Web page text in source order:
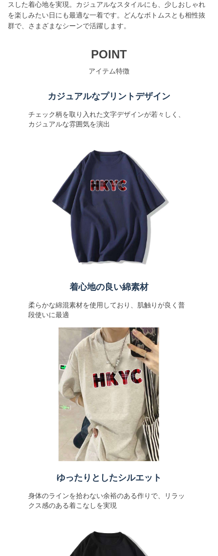
スした着心地を実現。カジュアルなスタイルにも、少しおしゃれ
を楽しみたい日にも最適な一着です。どんなボトムスとも相性抜
群で、さまざまなシーンで活躍します。
POINT
アイテム特徴
カジュアルなプリントデザイン
チェック柄を取り入れた文字デザインが若々しく、
カジュアルな雰囲気を演出
着心地の良い綿素材
柔らかな綿混素材を使用しており、肌触りが良く普
段使いに最適
ゆったりとしたシルエット
身体のラインを拾わない余裕のある作りで、リラッ
クス感のある着こなしを実現